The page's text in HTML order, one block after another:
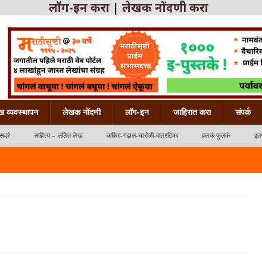
लॉग-इन करा | लेखक नोंदणी करा
व्यवस्थापन लेखक नोंदणी लॉग-इन जाहिरात करा संपर्क
साहित्य – ललित लेख कविता-गझल-चारोळी-वात्रटिका हलकं फुलकं